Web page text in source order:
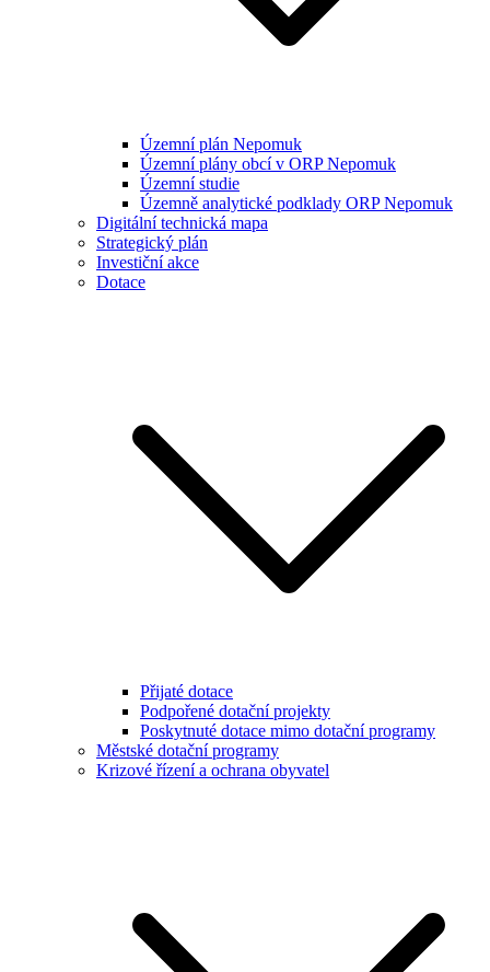
Územní plán Nepomuk
Územní plány obcí v ORP Nepomuk
Územní studie
Územně analytické podklady ORP Nepomuk
Digitální technická mapa
Strategický plán
Investiční akce
Dotace
Přijaté dotace
Podpořené dotační projekty
Poskytnuté dotace mimo dotační programy
Městské dotační programy
Krizové řízení a ochrana obyvatel